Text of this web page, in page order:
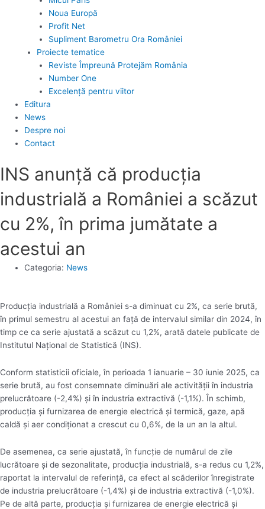
Noua Europă
Profit Net
Supliment Barometru Ora României
Proiecte tematice
Reviste Împreună Protejăm România
Number One
Excelență pentru viitor
Editura
News
Despre noi
Contact
INS anunță că producţia
industrială a României a scăzut
cu 2%, în prima jumătate a
acestui an
Categoria: News
Producţia industrială a României s-a diminuat cu 2%, ca serie brută,
în primul semestru al acestui an faţă de intervalul similar din 2024, în
timp ce ca serie ajustată a scăzut cu 1,2%, arată datele publicate de
Institutul Naţional de Statistică (INS).
Conform statisticii oficiale, în perioada 1 ianuarie – 30 iunie 2025, ca
serie brută, au fost consemnate diminuări ale activităţii în industria
prelucrătoare (-2,4%) şi în industria extractivă (-1,1%). În schimb,
producţia şi furnizarea de energie electrică şi termică, gaze, apă
caldă şi aer condiţionat a crescut cu 0,6%, de la un an la altul.
De asemenea, ca serie ajustată, în funcţie de numărul de zile
lucrătoare şi de sezonalitate, producţia industrială, s-a redus cu 1,2%,
raportat la intervalul de referinţă, ca efect al scăderilor înregistrate
de industria prelucrătoare (-1,4%) şi de industria extractivă (-1,0%).
Pe de altă parte, producţia şi furnizarea de energie electrică şi